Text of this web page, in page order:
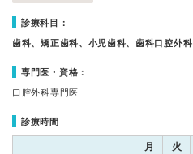
診療科目：
歯科、矯正歯科、小児歯科、歯科口腔外科
専門医・資格：
口腔外科専門医
診療時間
月 火